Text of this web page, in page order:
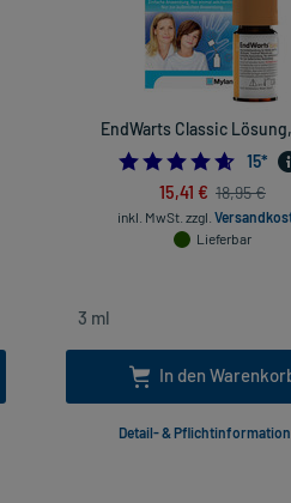
EndWarts Classic
4.6
15*
15,41 € 18,95 €
inkl. MwSt. zzgl.
Lieferbar
In den
Detail- &